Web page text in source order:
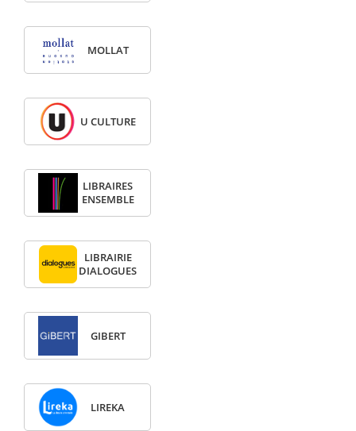
MOLLAT
U CULTURE
LIBRAIRES
ENSEMBLE
LIBRAIRIE
DIALOGUES
GIBERT
LIREKA